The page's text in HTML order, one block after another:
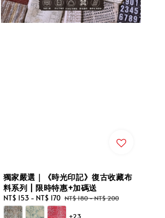
獨家嚴選｜《時光印記》復古收藏布
料系列 | 限時特惠+加碼送
Sale
price
NT$ 153 - NT$ 170 Regular
price
NT$ 180-NT$ 200
+23